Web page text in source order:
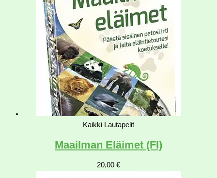
Kaikki Lautapelit
Maailman Eläimet (FI)
20,00 €